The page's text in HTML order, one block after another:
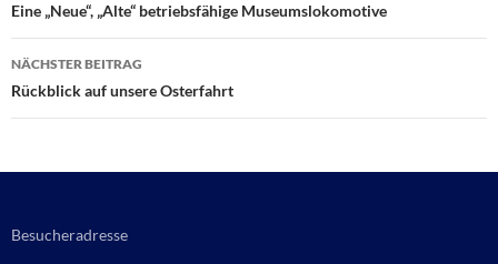
Eine „Neue“, „Alte“ betriebsfähige Museumslokomotive
NÄCHSTER BEITRAG
Rückblick auf unsere Osterfahrt
Besucheradresse